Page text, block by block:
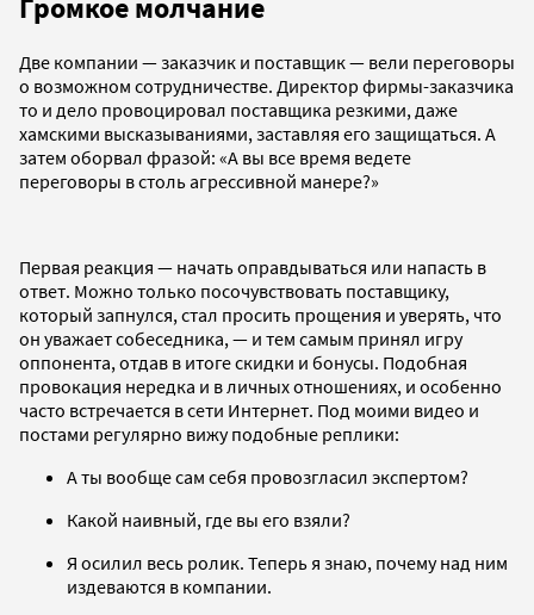
Громкое молчание
Две компании — заказчик и поставщик — вели переговоры
о возможном сотрудничестве. Директор фирмы-заказчика
то и дело провоцировал поставщика резкими, даже
хамскими высказываниями, заставляя его защищаться. А
затем оборвал фразой: «А вы все время ведете
переговоры в столь агрессивной манере?»
Первая реакция — начать оправдываться или напасть в
ответ. Можно только посочувствовать поставщику,
который запнулся, стал просить прощения и уверять, что
он уважает собеседника, — и тем самым принял игру
оппонента, отдав в итоге скидки и бонусы. Подобная
провокация нередка и в личных отношениях, и особенно
часто встречается в сети Интернет. Под моими видео и
постами регулярно вижу подобные реплики:
А ты вообще сам себя провозгласил экспертом?
Какой наивный, где вы его взяли?
Я осилил весь ролик. Теперь я знаю, почему над ним
издеваются в компании.